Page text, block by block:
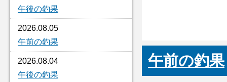
午後の釣果
2026.08.05
午前の釣果
2026.08.04
午後の釣果
午前の釣果